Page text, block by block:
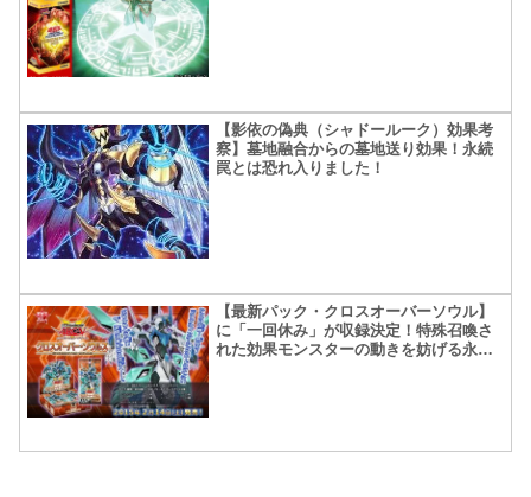
【影依の偽典（シャドールーク）効果考
察】墓地融合からの墓地送り効果！永続
罠とは恐れ入りました！
【最新パック・クロスオーバーソウル】
に「一回休み」が収録決定！特殊召喚さ
れた効果モンスターの動きを妨げる永続